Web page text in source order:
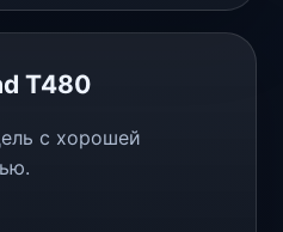
T480
с хорошей